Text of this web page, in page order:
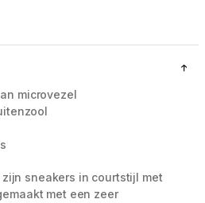
microvezel
zijn sneakers in courtstijl met
met een zeer